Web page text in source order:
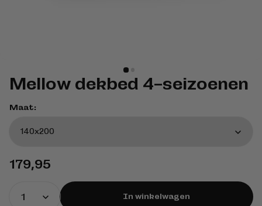
Mellow dekbed 4-seizoenen
Maat:
Normale
179,95
In winkelwagen